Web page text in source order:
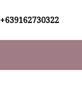
+639162730322